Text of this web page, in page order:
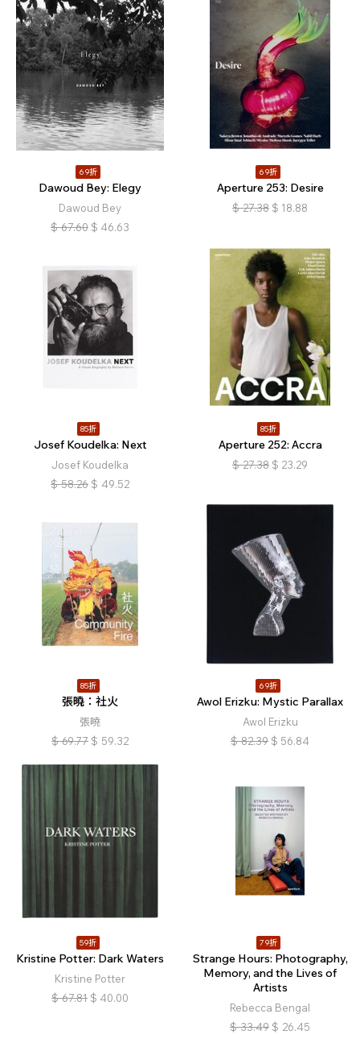
69折
Dawoud Bey: Elegy
Dawoud Bey
$ 67.60 $ 46.63
69折
Aperture 253: Desire
$ 27.38 $ 18.88
85折
Josef Koudelka: Next
Josef Koudelka
$ 58.26 $ 49.52
85折
Aperture 252: Accra
$ 27.38 $ 23.29
85折
張曉：社火
張曉
$ 69.77 $ 59.32
69折
Awol Erizku: Mystic Parallax
Awol Erizku
$ 82.39 $ 56.84
59折
Kristine Potter: Dark Waters
Kristine Potter
$ 67.81 $ 40.00
79折
Strange Hours: Photography,
Memory, and the Lives of
Artists
Rebecca Bengal
$ 33.49 $ 26.45